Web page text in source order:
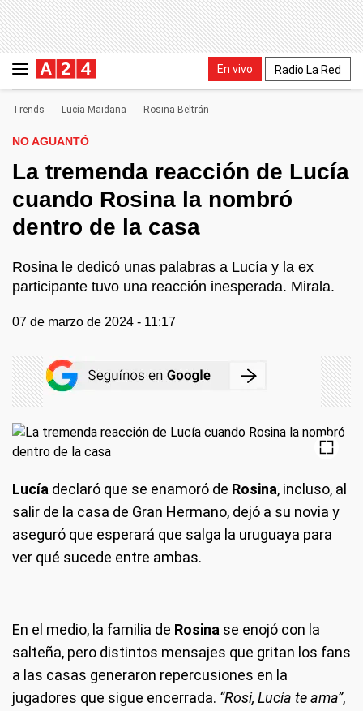
En vivo Radio La Red
Trends Lucía Maidana Rosina Beltrán
NO AGUANTÓ
La tremenda reacción de Lucía
cuando Rosina la nombró
dentro de la casa
Rosina le dedicó unas palabras a Lucía y la ex
participante tuvo una reacción inesperada. Mirala.
07 de marzo de 2024 - 11:17
Lucía declaró que se enamoró de Rosina, incluso, al
salir de la casa de Gran Hermano, dejó a su novia y
aseguró que esperará que salga la uruguaya para
ver qué sucede entre ambas.
En el medio, la familia de Rosina se enojó con la
salteña, pero distintos mensajes que gritan los fans
a las casas generaron repercusiones en la
jugadores que sigue encerrada. “Rosi, Lucía te ama”,